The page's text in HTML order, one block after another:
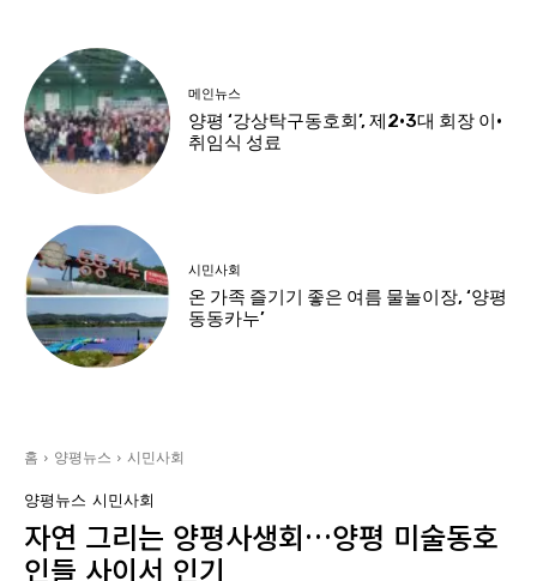
메인뉴스
양평 ‘강상탁구동호회’, 제2·3대 회장 이·
취임식 성료
시민사회
온 가족 즐기기 좋은 여름 물놀이장, ‘양평
동동카누’